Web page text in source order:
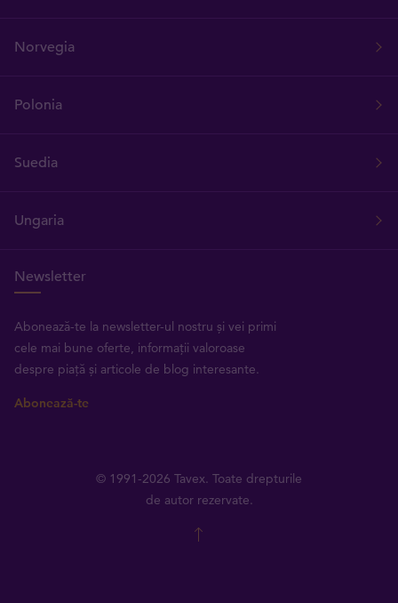
Norvegia
Polonia
Suedia
Ungaria
Newsletter
Abonează-te la newsletter-ul nostru și vei primi
cele mai bune oferte, informații valoroase
despre piață și articole de blog interesante.
Abonează-te
© 1991-2026 Tavex. Toate drepturile
de autor rezervate.